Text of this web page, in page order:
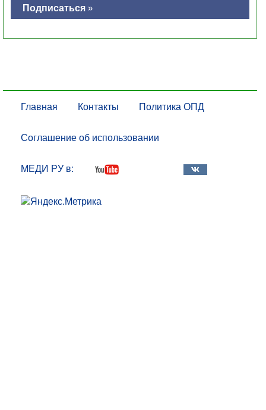
Подписаться »
Главная Контакты Политика ОПД
Соглашение об использовании
МЕДИ РУ в: